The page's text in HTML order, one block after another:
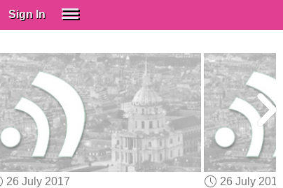
Sign In
Spanish (Spain)
Spanish (Latino)
SUBSCRIBE
EDUCATIONAL LICENSES
GIFT CARDS
26 July 2017
26 July